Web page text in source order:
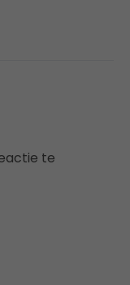
te